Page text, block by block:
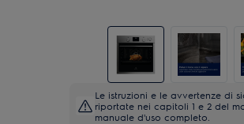
Le istruzioni e le avvertenze di
riportate nei capitoli 1 e 2 del
manuale d'uso completo.